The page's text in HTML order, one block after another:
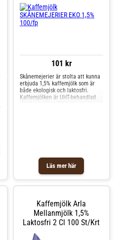
101 kr
Läs mer här
Skånemejerier är stolta att kunna
erbjuda 1,5% kaffemjölk som är
både ekologisk och laktosfri.
Kaffemjölken är UHT-behandlad
(Europalövet)
Kaffemjölk Arla
Mellanmjölk 1,5%
Laktosfri 2 Cl 100 St/krt